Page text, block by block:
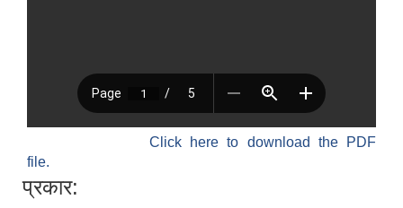
Click here to download the PDF
file.
प्रकार: